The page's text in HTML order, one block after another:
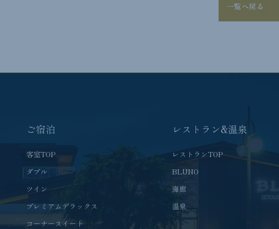
一覧へ戻る
ご宿泊
客室TOP
ダブル
ツイン
プレミアムデラックス
コーナースイート
レストラン&温泉
レストランTOP
BLUNO
海廊
温泉